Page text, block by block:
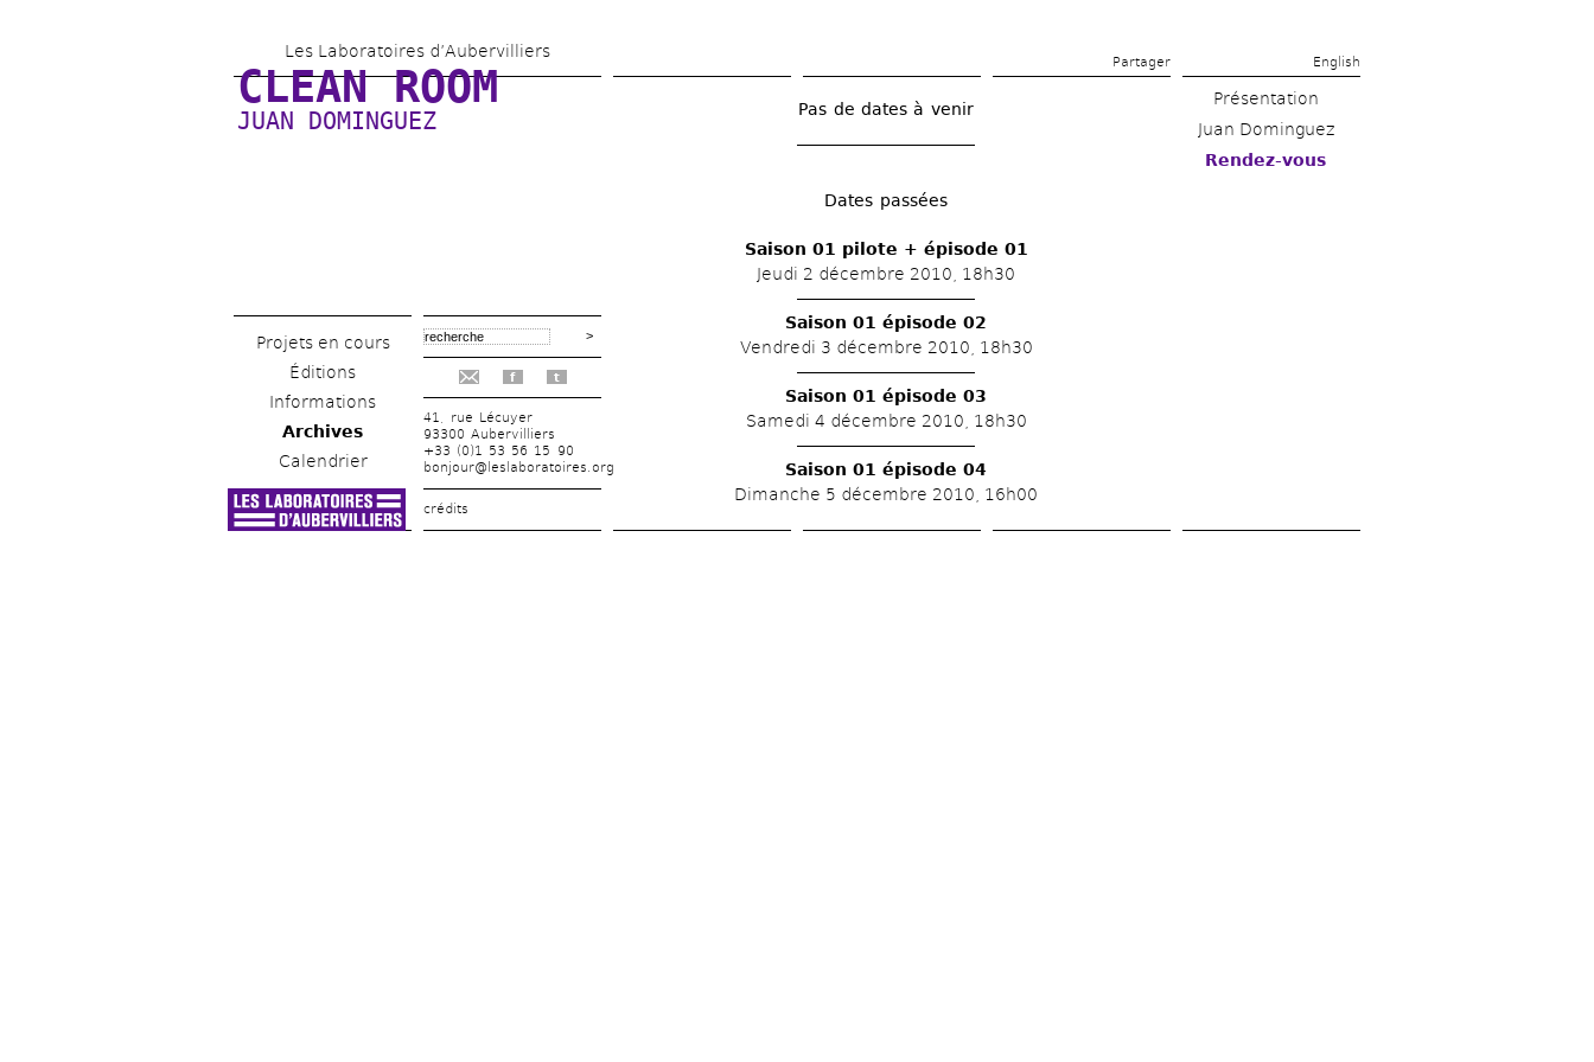
contenu
Les Laboratoires d’Aubervilliers
Partager English
CLEAN ROOM
JUAN DOMINGUEZ
Projets en cours
Éditions
Informations
Archives
Calendrier
f t
41, rue Lécuyer
93300 Aubervilliers
+33 (0)1 53 56 15 90
bonjour@leslaboratoires.org
crédits
Pas de dates à venir
Dates passées
Saison 01 pilote + épisode 01
Jeudi 2 décembre 2010, 18h30
Saison 01 épisode 02
Vendredi 3 décembre 2010, 18h30
Saison 01 épisode 03
Samedi 4 décembre 2010, 18h30
Saison 01 épisode 04
Dimanche 5 décembre 2010, 16h00
Présentation
Juan Dominguez
Rendez-vous